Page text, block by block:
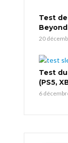
Test
20
Test du
(PS5,
6